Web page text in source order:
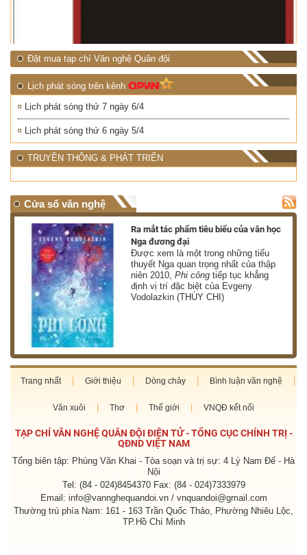
Đặt mua tạp chí Văn nghệ Quân đội
Lịch phát sóng trên kênh
Lịch phát sóng thứ 7 ngày 6/4
Lịch phát sóng thứ 6 ngày 5/4
TRUYỀN THÔNG & PHÁT TRIỂN
Cửa sổ văn nghệ
Ra mắt tác phẩm tiêu biểu của văn học
Nga đương đại
Được xem là một trong những tiểu
thuyết Nga quan trọng nhất của thập
niên 2010,Phi công tiếp tục khẳng
định vị trí đặc biệt của Evgeny
Vodolazkin (THÙY CHI)
Trang nhất Giới thiệu Dòng chảy Bình luận văn nghệ
Văn xuôi Thơ Thế giới VNQĐ kết nối
TẠP CHÍ VĂN NGHỆ QUÂN ĐỘI ĐIỆN TỬ - TỔNG CỤC CHÍNH TRỊ -
QĐND VIỆT NAM
Tổng biên tập: Phùng Văn Khai - Tòa soạn và trị sự: 4 Lý Nam Đế - Hà
Nội
Tel: (84 - 024)8454370 Fax: (84 - 024)7333979
Email: info@vannghequandoi.vn / vnquandoi@gmail.com
Thường trú phía Nam: 161 - 163 Trần Quốc Thảo, Phường Nhiêu Lộc,
TP.Hồ Chí Minh